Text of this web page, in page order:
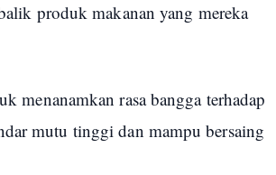
produk makanan yang mereka
menanamkan rasa bangga terhadap
mutu tinggi dan mampu bersaing